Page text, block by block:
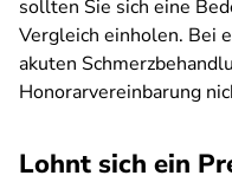
sollten Sie sich eine
Vergleich einholen. Bei
akuten
Honorarvereinbarung
Lohnt sich ein